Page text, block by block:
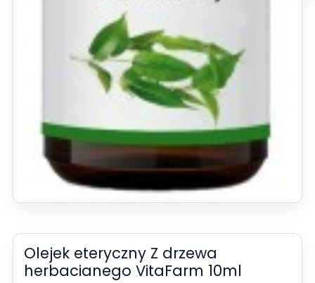
Olejek eteryczny Z drzewa
herbacianego VitaFarm 10ml